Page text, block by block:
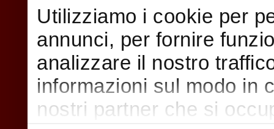
Utilizziamo i cookie per
annunci, per fornire
analizzare il nostro
informazioni sul modo in
nostri partner che si